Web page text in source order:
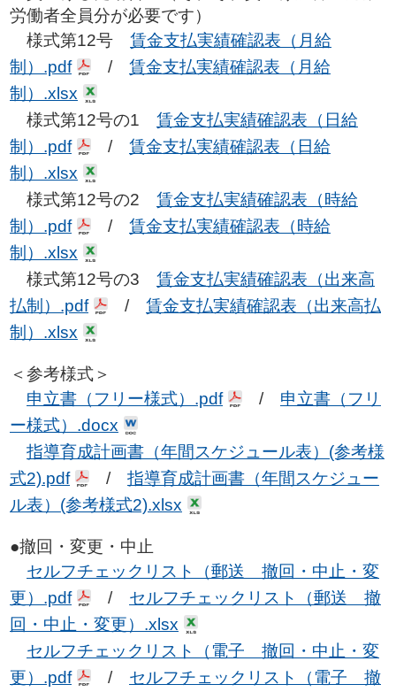
労働者全員分が必要です）
様式第12号 賃金支払実績確認表（月給
制）.pdf
/ 賃金支払実績確認表（月給
制）.xlsx
様式第12号の1 賃金支払実績確認表（日給
制）.pdf
/ 賃金支払実績確認表（日給
制）.xlsx
様式第12号の2 賃金支払実績確認表（時給
制）.pdf
/ 賃金支払実績確認表（時給
制）.xlsx
様式第12号の3 賃金支払実績確認表（出来高
払制）.pdf
/ 賃金支払実績確認表（出来高払
制）.xlsx
＜参考様式＞
申立書（フリー様式）.pdf
/ 申立書（フリ
ー様式）.docx
指導育成計画書（年間スケジュール表）(参考様
式2).pdf
/ 指導育成計画書（年間スケジュー
ル表）(参考様式2).xlsx
●撤回・変更・中止
セルフチェックリスト（郵送 撤回・中止・変
更）.pdf
/ セルフチェックリスト（郵送 撤
回・中止・変更）.xlsx
セルフチェックリスト（電子 撤回・中止・変
更）.pdf
/ セルフチェックリスト（電子 撤